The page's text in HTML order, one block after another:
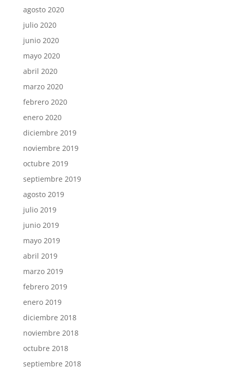
agosto 2020
julio 2020
junio 2020
mayo 2020
abril 2020
marzo 2020
febrero 2020
enero 2020
diciembre 2019
noviembre 2019
octubre 2019
septiembre 2019
agosto 2019
julio 2019
junio 2019
mayo 2019
abril 2019
marzo 2019
febrero 2019
enero 2019
diciembre 2018
noviembre 2018
octubre 2018
septiembre 2018